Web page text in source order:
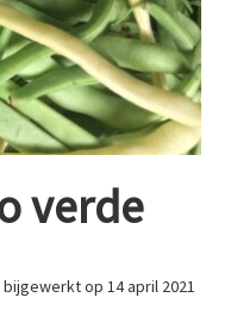
verde
bijgewerkt op 14 april 2021